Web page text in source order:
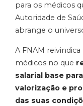
para os médicos
Autoridade de
abrange o
A FNAM
médicos no que
salarial base
valorização e
das suas